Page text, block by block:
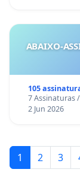
ABAIXO-
105
7 Assinaturas
2 Jun 2026
1 2 3